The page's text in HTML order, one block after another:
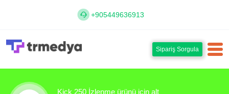
+905449636913
Sipariş Sorgula
Kick 250 İzlenme ürünü için alt